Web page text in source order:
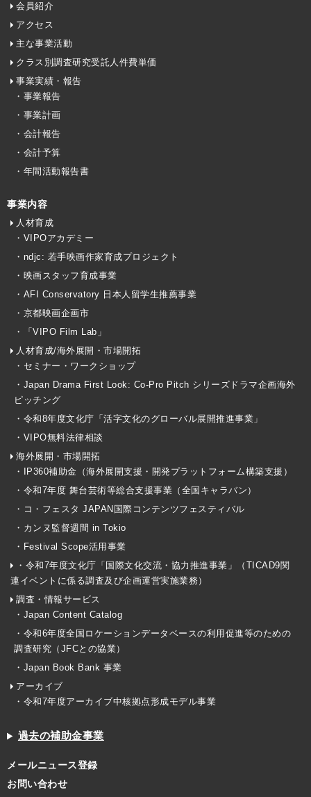
会員紹介
アクセス
主な事業活動
クラス別調査研究受託人件費単価
事業実績・報告
・事業報告
・事業計画
・会計報告
・会計予算
・年間活動報告書
事業内容
人材育成
・VIPOアカデミー
・ndjc: 若手映画作家育成プロジェクト
・映画スタッフ育成事業
・AFI Conservatory 日本人留学生推薦事業
・京都映画企画市
・「VIPO Film Lab」
人材育成/海外展開・市場開拓
・セミナー・ワークショップ
・Japan Drama First Look: Co-Pro Pitch シリーズドラマ企画海外
ピッチング
・令和8年度文化庁「活字文化のグローバル展開推進事業」
・VIPO無料法律相談
海外展開・市場開拓
・IP360補助金（海外展開支援・開発プラットフォーム構築支援）
・令和7年度 舞台芸術等総合支援事業（全国キャラバン）
・コ・フェスタ JAPAN国際コンテンツフェスティバル
・カンヌ監督週間 in Tokio
・Festival Scope活用事業
・令和7年度文化庁「国際文化交流・協力推進事業」（TICAD9関
連イベントに係る調査及び企画運営実施業務）
調査・情報サービス
・Japan Content Catalog
・令和6年度全国ロケーションデータベースの利用促進等のための
調査研究（JFCとの協業）
・Japan Book Bank 事業
アーカイブ
・令和7年度アーカイブ中核拠点形成モデル事業
過去の補助金事業
メールニュース登録
お問い合わせ